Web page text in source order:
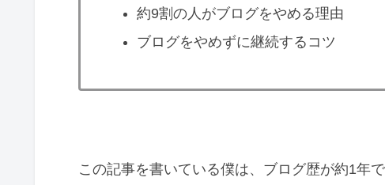
約9割の人がブログをやめる理由
ブログをやめずに継続するコツ
この記事を書いている僕は、ブログ歴が約1年